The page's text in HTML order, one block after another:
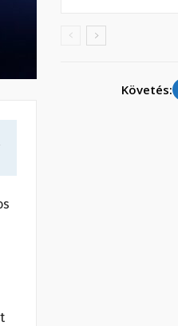
Követés: